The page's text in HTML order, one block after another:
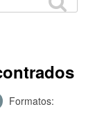
Formatos: